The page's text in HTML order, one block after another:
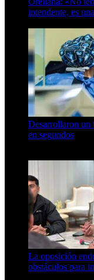
intendente, es
Desarrollaron un
en segundos
La oposición
obstáculos para